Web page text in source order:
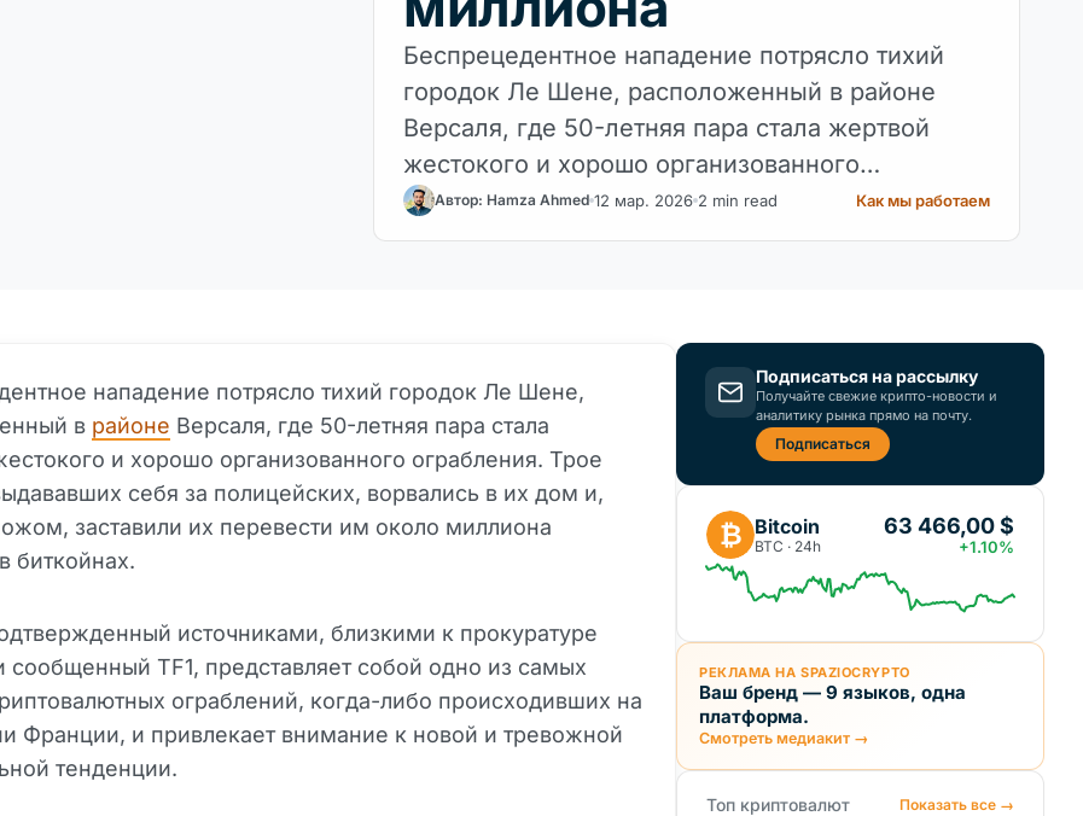
Беспрецедентное нападение потрясло тихий
городок Ле Шене, расположенный в районе
Версаля, где 50-летняя пара стала жертвой
жестокого и хорошо организованного
ограбления.
Автор: Hamza Ahmed 12 мар. 2026 2 min read Как мы работаем
нападение потрясло тихий городок Ле Шене,
в районе Версаля, где 50-летняя пара стала
и хорошо организованного ограбления. Трое
себя за полицейских, ворвались в их дом и,
заставили их перевести им около миллиона
биткойнах.
источниками, близкими к прокуратуре
сообщенный TF1, представляет собой одно из самых
ограблений, когда-либо происходивших на
Франции, и привлекает внимание к новой и тревожной
тенденции.
Подписаться на рассылку
Получайте свежие крипто-новости и
аналитику рынка прямо на почту.
Подписаться
₿ Bitcoin
BTC · 24h
63 466,00 $
+1.10%
РЕКЛАМА НА SPAZIOCRYPTO
Ваш бренд — 9 языков, одна
платформа.
Смотреть медиакит →
Топ криптовалют Показать все →